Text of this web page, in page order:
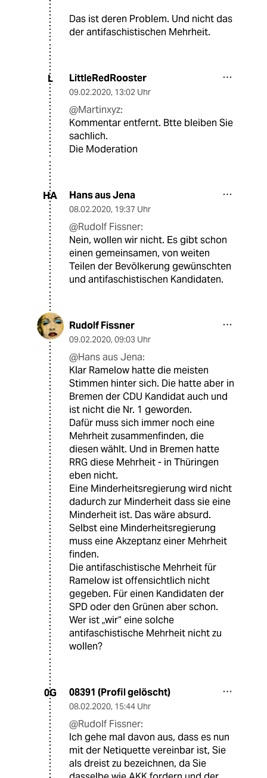
Das ist deren Problem. Und nicht das
der antifaschistischen Mehrheit.
L LittleRedRooster
09.02.2020, 13:02 Uhr
@Martinxyz:
Kommentar entfernt. Btte bleiben Sie
sachlich.
Die Moderation
HA Hans aus Jena
08.02.2020, 19:37 Uhr
@Rudolf Fissner:
Nein, wollen wir nicht. Es gibt schon
einen gemeinsamen, von weiten
Teilen der Bevölkerung gewünschten
und antifaschistischen Kandidaten.
Rudolf Fissner
09.02.2020, 09:03 Uhr
@Hans aus Jena:
Klar Ramelow hatte die meisten
Stimmen hinter sich. Die hatte aber in
Bremen der CDU Kandidat auch und
ist nicht die Nr. 1 geworden.
Dafür muss sich immer noch eine
Mehrheit zusammenfinden, die
diesen wählt. Und in Bremen hatte
RRG diese Mehrheit - in Thüringen
eben nicht.
Eine Minderheitsregierung wird nicht
dadurch zur Minderheit dass sie eine
Minderheit ist. Das wäre absurd.
Selbst eine Minderheitsregierung
muss eine Akzeptanz einer Mehrheit
finden.
Die antifaschistische Mehrheit für
Ramelow ist offensichtlich nicht
gegeben. Für einen Kandidaten der
SPD oder den Grünen aber schon.
Wer ist „wir“ eine solche
antifaschistische Mehrheit nicht zu
wollen?
0G 08391 (Profil gelöscht)
08.02.2020, 15:44 Uhr
@Rudolf Fissner:
Ich gehe mal davon aus, dass es nun
mit der Netiquette vereinbar ist, Sie
als dreist zu bezeichnen, da Sie